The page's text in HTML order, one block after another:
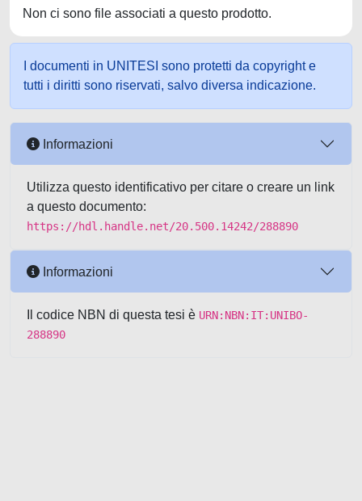
Non ci sono file associati a questo prodotto.
I documenti in UNITESI sono protetti da copyright e
tutti i diritti sono riservati, salvo diversa indicazione.
Informazioni
Utilizza questo identificativo per citare o creare un link
a questo documento:
https://hdl.handle.net/20.500.14242/288890
Informazioni
Il codice NBN di questa tesi è URN:NBN:IT:UNIBO-
288890